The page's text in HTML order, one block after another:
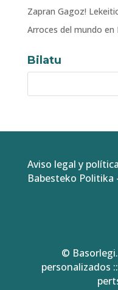
Zapran Gagoz!
Arroces del mundo en
Bilatu
Aviso legal y
Babesteko Politika
©
personalizados